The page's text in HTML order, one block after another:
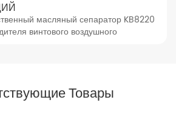
масляный сепаратор KB8220
винтового воздушного
Товары